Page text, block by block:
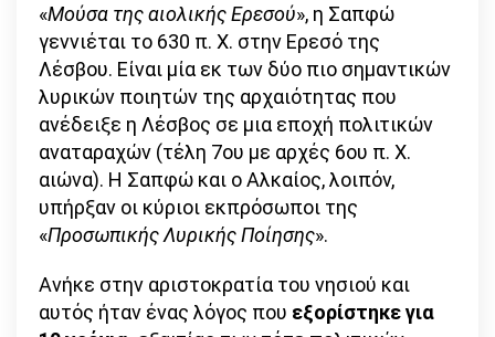
έγραψε
την
καλύτερη
ποίηση
που
γράφτηκε
ποτέ
«Μούσα της αιολικής Ερεσού», η Σαπφώ
γεννιέται το 630 π. Χ. στην Ερεσό της
Λέσβου. Είναι μία εκ των δύο πιο σημαντικών
λυρικών ποιητών της αρχαιότητας που
ανέδειξε η Λέσβος σε μια εποχή πολιτικών
αναταραχών (τέλη 7ου με αρχές 6ου π. Χ.
αιώνα). Η Σαπφώ και ο Αλκαίος, λοιπόν,
υπήρξαν οι κύριοι εκπρόσωποι της
«Προσωπικής Λυρικής Ποίησης».
Ανήκε στην αριστοκρατία του νησιού και
αυτός ήταν ένας λόγος που εξορίστηκε για